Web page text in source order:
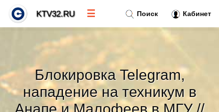
Блокировка Telegram,
нападение на техникум в
Анапе и Малофеев в МГУ //
Поиск Кабинет
KTV32.RU ☰
Новости
Тренды новостей»
Рубрики»